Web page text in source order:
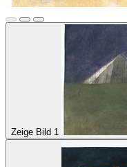
Zeige Bild 1